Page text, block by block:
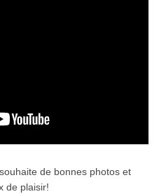
de bonnes photos et
de plaisir!